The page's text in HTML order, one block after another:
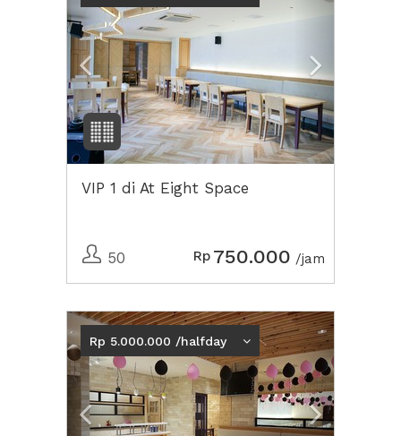
VIP 1 di At Eight Space
50 Rp 750.000 /jam
Previous Next2
Rp 5.000.000 /halfday